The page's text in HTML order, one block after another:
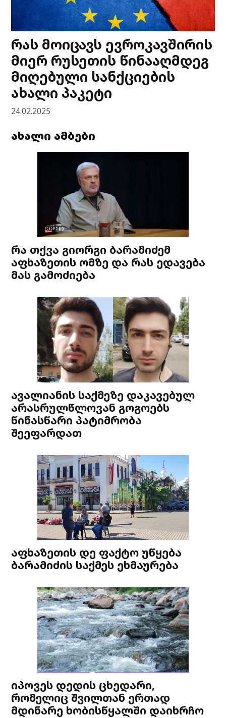
რას მოიცავს ევროკავშირის
მიერ რუსეთის წინააღმდეგ
მიღებული სანქციების
ახალი პაკეტი
24.02.2025
ახალი ამბები
რა თქვა გიორგი ბარამიძემ
აფხაზეთის ომზე და რას ედავება
მას გამოძიება
ავალიანის საქმეზე დაკავებულ
არასრულწლოვან გოგოებს
წინასწარი პატიმრობა
შეეფარდათ
აფხაზეთის დე ფაქტო უწყება
ბარამიძის საქმეს ეხმაურება
იპოვეს დედის ცხედარი,
რომელიც შვილთან ერთად
მდინარე ხობისწყალში დაიხრჩო